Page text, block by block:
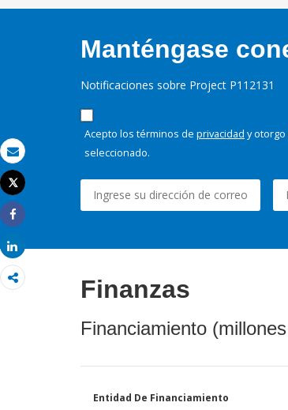
Correo electrónico
Imprimir
Tweet
Share
Share
Manténgase
Notificaciones sobre Project P112131
Acepto los términos de privacidad y
seleccionado.
Finanzas
Financiamiento
Entidad De Financiamiento